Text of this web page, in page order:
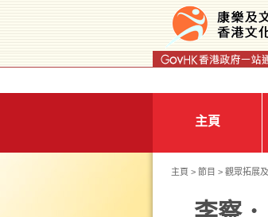
主頁
主頁 > 節目 > 觀眾拓展